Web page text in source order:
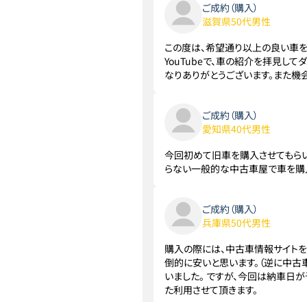
ご成約（購入）
滋賀県50代男性
この度は、希望通り以上の良い車
YouTubeで、車の紹介を拝見して
なりありがとうございます。また機
ご成約（購入）
愛知県40代男性
今回初めて旧車を購入させてもら
らない一般的な中古車屋で車を購
ご成約（購入）
兵庫県50代男性
購入の際には、中古車情報サイト
倒的に安いと思います。（逆に中
いました。 ですが、今回は納車日
た利用させて頂きます。